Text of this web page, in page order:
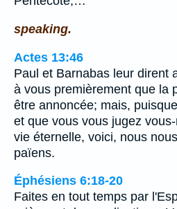
speaking.
Actes 13:46
Paul et Barnabas leur dirent
à vous premièrement que la
être annoncée; mais,
et que vous vous jugez
vie éternelle, voici, nous
païens.
Éphésiens 6:18-20
Faites en tout temps par